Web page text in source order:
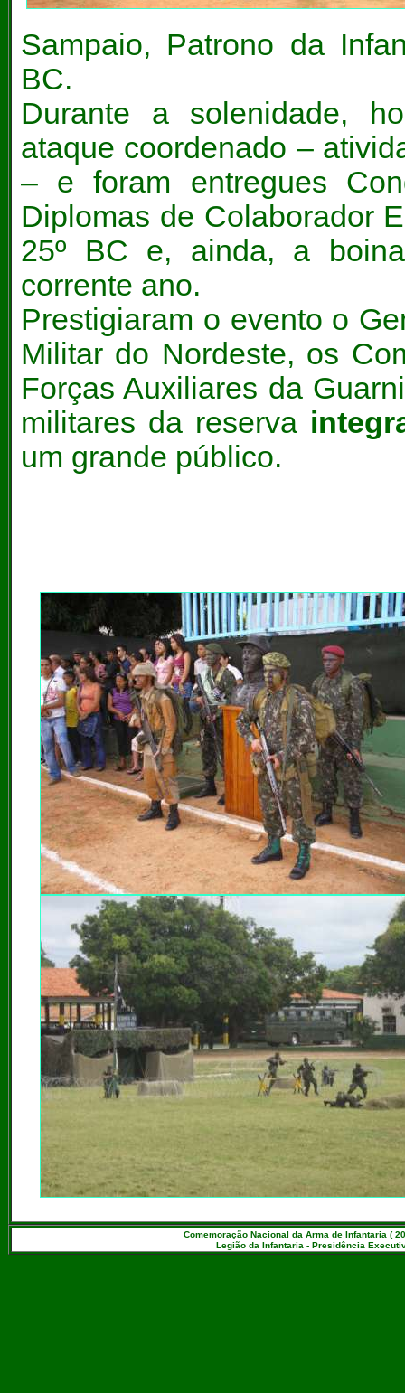
Sampaio, Patrono da
BC.
Durante a solenidade,
ataque coordenado –
– e foram entregues
Diplomas de Colaborador
25º BC e, ainda, a
corrente ano.
Prestigiaram o evento o
Militar do Nordeste, os
Forças Auxiliares da
militares da reserva
um grande público.
Comemoração Nacional da Arma de Infantaria (
Legião da Infantaria - Presidência